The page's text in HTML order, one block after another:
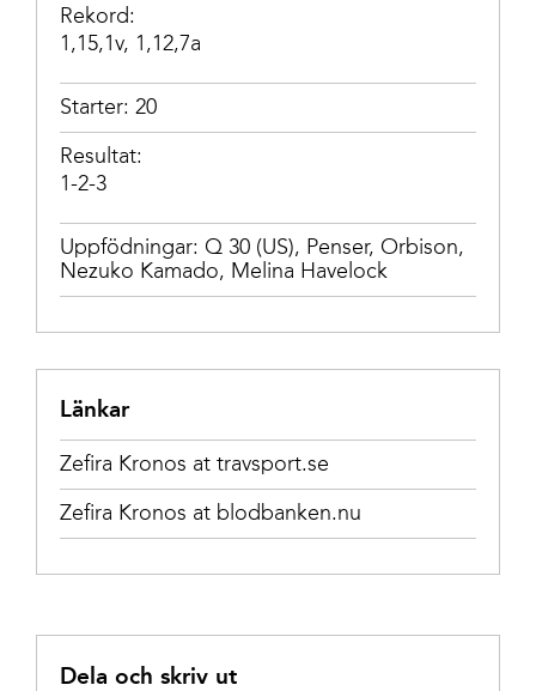
Rekord:
1,15,1v, 1,12,7a
Starter: 20
Resultat:
1-2-3
Uppfödningar: Q 30 (US), Penser, Orbison,
Nezuko Kamado, Melina Havelock
Länkar
Zefira Kronos at travsport.se
Zefira Kronos at blodbanken.nu
Dela och skriv ut